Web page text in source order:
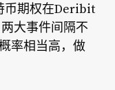
币期权在Deribit
大事件间隔不
率相当高，做